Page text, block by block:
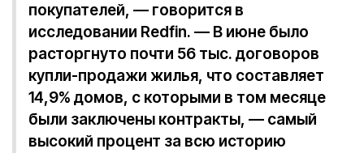
покупателей, — говорится в
исследовании Redfin. — В июне было
расторгнуто почти 56 тыс. договоров
купли-продажи жилья, что составляет
14,9% домов, с которыми в том месяце
были заключены контракты, — самый
высокий процент за всю историю